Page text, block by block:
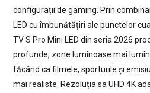
configurații de gaming. Prin
LED cu îmbunătățiri ale punctelor
TV S Pro Mini LED din seria 2026
profunde, zone luminoase mai
făcând ca filmele, sporturile și
mai realiste. Rezoluția sa UHD 4K